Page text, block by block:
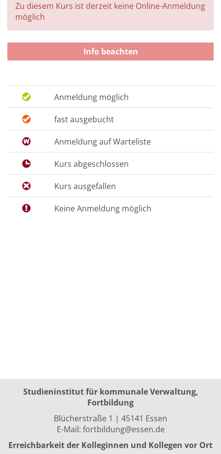
Zu diesem Kurs ist derzeit keine Online-Anmeldung
möglich
Info beachten
Anmeldung möglich
fast ausgebucht
Anmeldung auf Warteliste
Kurs abgeschlossen
Kurs ausgefallen
Keine Anmeldung möglich
Studieninstitut für kommunale Verwaltung,
Fortbildung
Blücherstraße 1 | 45141 Essen
E-Mail: fortbildung@essen.de
Erreichbarkeit der Kolleginnen und Kollegen vor Ort